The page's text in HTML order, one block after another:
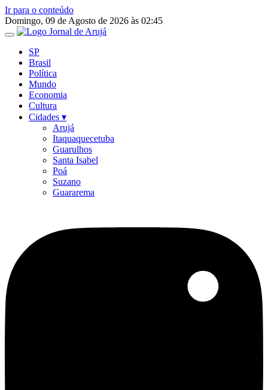
Ir para o conteúdo
Domingo, 09 de Agosto de 2026 às 02:45
SP
Brasil
Política
Mundo
Economia
Cultura
Cidades ▾
Arujá
Itaquaquecetuba
Guarulhos
Santa Isabel
Poá
Suzano
Guararema